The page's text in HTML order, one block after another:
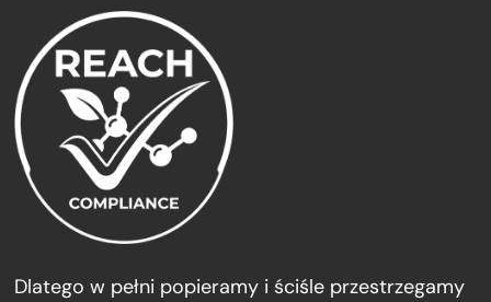
Dlatego w pełni popieramy i ściśle przestrzegamy